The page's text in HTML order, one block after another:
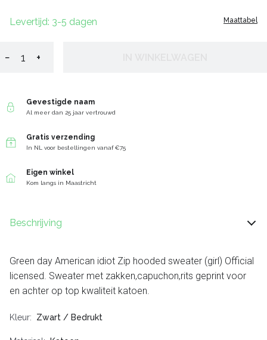
Maattabel
Levertijd: 3-5 dagen
− +
Gevestigde naam
Al meer dan 25 jaar vertrouwd
Gratis verzending
In NL voor bestellingen vanaf €75
Eigen winkel
Kom langs in Maastricht
Beschrijving
Green day American idiot Zip hooded sweater (girl) Official
licensed. Sweater met zakken,capuchon,rits geprint voor
en achter op top kwaliteit katoen.
Kleur Zwart / Bedrukt